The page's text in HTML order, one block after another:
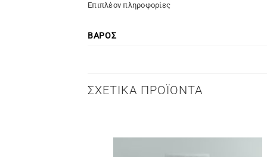
Επιπλέον πληροφορίες
ΒΆΡΟΣ
ΣΧΕΤΙΚΆ ΠΡΟΪΌΝΤΑ